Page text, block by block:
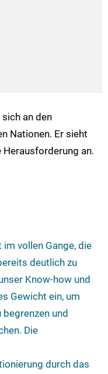
an den
Nationen. Er sieht
an.
im vollen Gange, die
deutlich zu
Know-how und
Gewicht ein, um
und
Die
durch das